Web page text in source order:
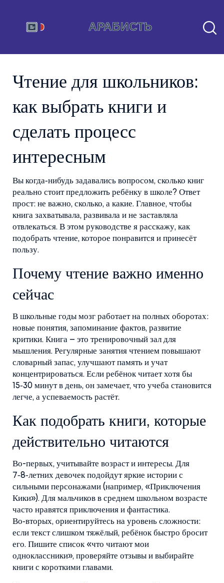
Чтение для школьников:
как выбрать книги и
сделать процесс
интересным
Вы когда‑нибудь задавались вопросом, сколько книг
реально стоит предложить ребёнку в школе? Ответ
прост: не важно, сколько, а какие. Главное, чтобы
книга захватывала, развивала и не заставляла
отвлекаться. В этом руководстве я расскажу, как
подобрать чтение, которое понравится и принесёт
пользу.
Почему чтение важно именно
сейчас
В школьные годы мозг работает на полных оборотах:
новые понятия, запоминание фактов, развитие
критики. Книга – это тренировочный зал для
мышления. Регулярные занятия чтением повышают
словарный запас, улучшают память и учат
концентрироваться. Если ребёнок читает хотя бы
15‑30 минут в день, он замечает, что учеба становится
легче, а успеваемость растёт.
Как подобрать книги, которые
действительно читаются
Во-первых, учитывайте возраст и интересы. Для
7‑8‑летних девочек подойдут яркие истории с
сильными персонажами (например, «Приключения
Кики»). Для мальчиков в среднем школьном возрасте
часто нравятся приключения и фантастика.
Во‑вторых, ориентируйтесь на уровень сложности:
если текст слишком тяжёлый, ребёнок быстро бросит
его. Пишите список «что читают мои
одноклассники», проверяйте отзывы и выбирайте
книги с короткими главами.